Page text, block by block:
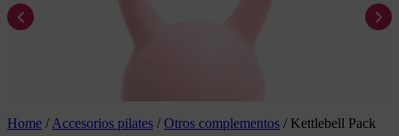
Home / Accesorios pilates / Otros complementos / Kettlebell Pack